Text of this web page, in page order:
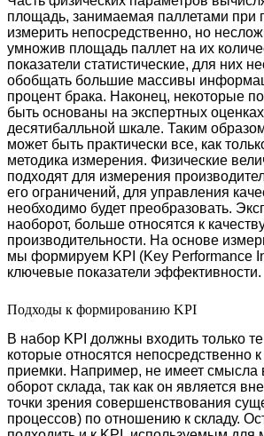
площадь, занимаемая паллетами при
измерить непосредственно, но
умножив площадь паллет на их
показатели статистические, для них
обобщать большие массивы
процент брака. Наконец, некоторые
быть основаны на экспертных
десятибалльной шкале. Таким
может быть практически все, как
методика измерения. Физические
подходят для измерения
его ограничений, для управления
необходимо будет преобразовать.
наоборот, больше относятся к
производительности. На основе
мы формируем KPI (Key Performance
ключевые показатели эффективности.
Подходы к формированию KPI
В набор KPI должны входить только те
которые относятся непосредственно
приемки. Например, не имеет смысла
оборот склада, так как он является
точки зрения совершенствования
процессов) по отношению к складу.